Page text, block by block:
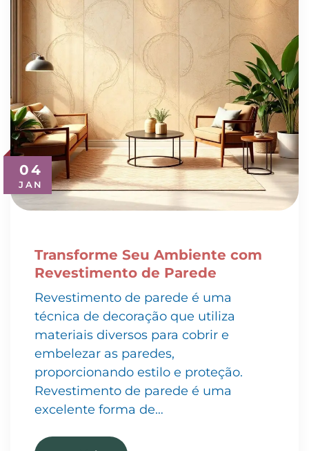
04
JAN
Transforme Seu Ambiente com
Revestimento de Parede
Revestimento de parede é uma
técnica de decoração que utiliza
materiais diversos para cobrir e
embelezar as paredes,
proporcionando estilo e proteção.
Revestimento de parede é uma
excelente forma de…